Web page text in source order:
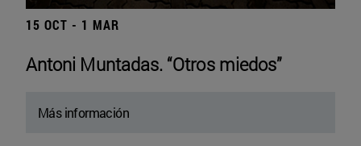
15 OCT - 1 MAR
Antoni Muntadas. “Otros miedos”
Más información